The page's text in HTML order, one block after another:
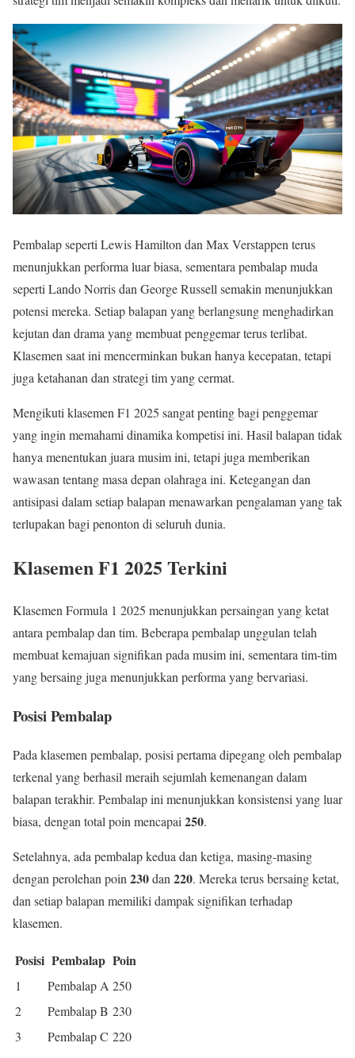
Pembalap seperti Lewis Hamilton dan Max Verstappen terus
menunjukkan performa luar biasa, sementara pembalap muda
seperti Lando Norris dan George Russell semakin menunjukkan
potensi mereka. Setiap balapan yang berlangsung menghadirkan
kejutan dan drama yang membuat penggemar terus terlibat.
Klasemen saat ini mencerminkan bukan hanya kecepatan, tetapi
juga ketahanan dan strategi tim yang cermat.
Mengikuti klasemen F1 2025 sangat penting bagi penggemar
yang ingin memahami dinamika kompetisi ini. Hasil balapan tidak
hanya menentukan juara musim ini, tetapi juga memberikan
wawasan tentang masa depan olahraga ini. Ketegangan dan
antisipasi dalam setiap balapan menawarkan pengalaman yang tak
terlupakan bagi penonton di seluruh dunia.
Klasemen F1 2025 Terkini
Klasemen Formula 1 2025 menunjukkan persaingan yang ketat
antara pembalap dan tim. Beberapa pembalap unggulan telah
membuat kemajuan signifikan pada musim ini, sementara tim-tim
yang bersaing juga menunjukkan performa yang bervariasi.
Posisi Pembalap
Pada klasemen pembalap, posisi pertama dipegang oleh pembalap
terkenal yang berhasil meraih sejumlah kemenangan dalam
balapan terakhir. Pembalap ini menunjukkan konsistensi yang luar
biasa, dengan total poin mencapai 250.
Setelahnya, ada pembalap kedua dan ketiga, masing-masing
dengan perolehan poin 230dan 220. Mereka terus bersaing ketat,
dan setiap balapan memiliki dampak signifikan terhadap
klasemen.
Posisi Pembalap Poin
1 Pembalap A 250
2
Pembalap B 230
3
Pembalap C 220